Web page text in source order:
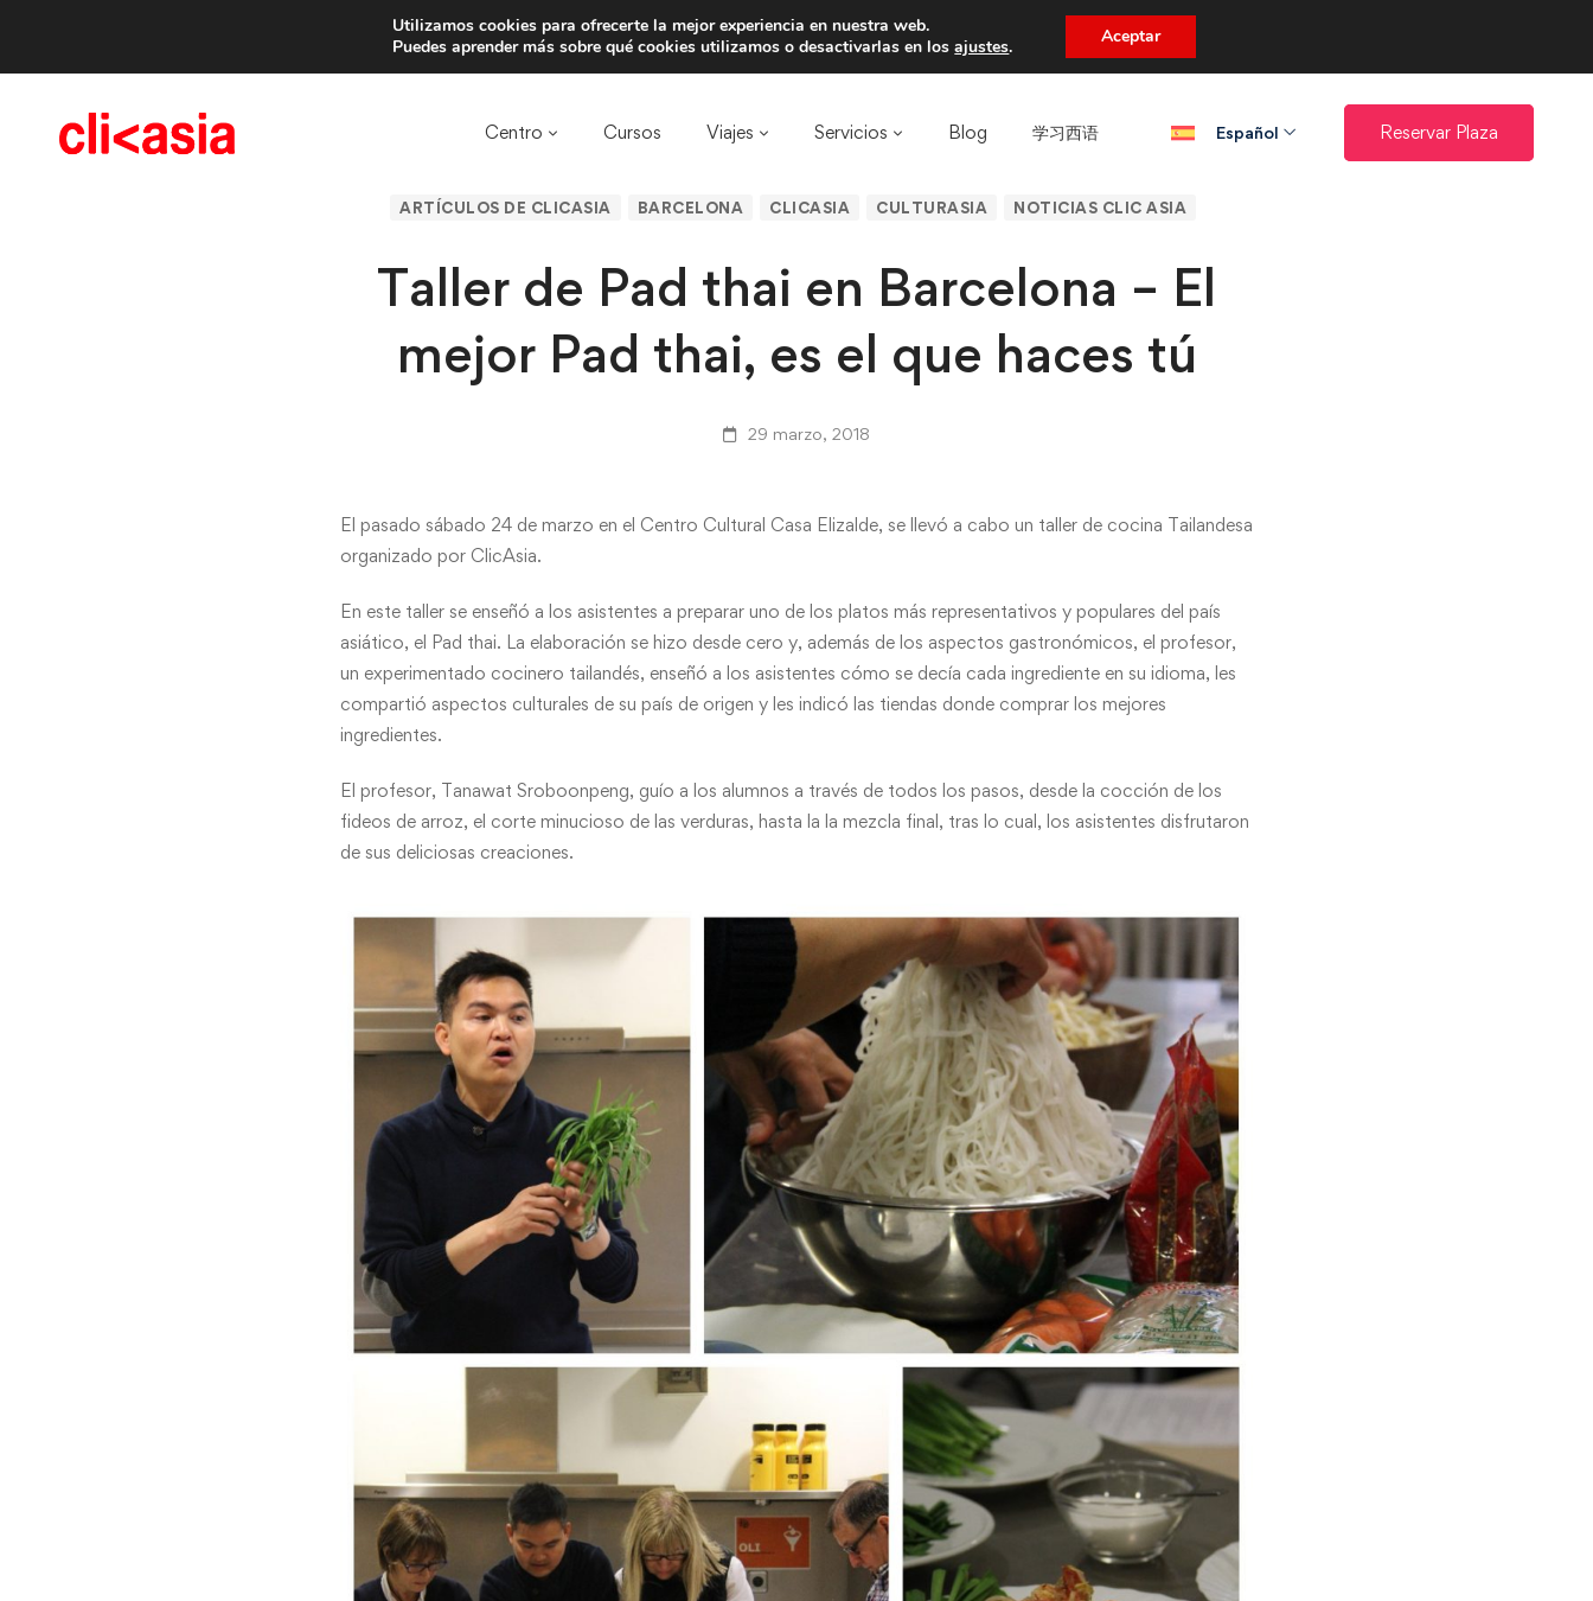
Trae a un amigo y llevaos un total de 75€ de descuento.
Centro Cursos Viajes Servicios Blog 学习西语​ Español Reservar Plaza
ARTÍCULOS DE CLICASIA BARCELONA CLICASIA CULTURASIA NOTICIAS CLIC ASIA
Taller de Pad thai en Barcelona – El
mejor Pad thai, es el que haces tú
29 marzo, 2018
El pasado sábado 24 de marzo en el Centro Cultural Casa Elizalde, se llevó a cabo un taller de cocina Tailandesa
organizado por ClicAsia.
En este taller se enseñó a los asistentes a preparar uno de los platos más representativos y populares del país
asiático, el Pad thai. La elaboración se hizo desde cero y, además de los aspectos gastronómicos, el profesor,
un experimentado cocinero tailandés, enseñó a los asistentes cómo se decía cada ingrediente en su idioma, les
compartió aspectos culturales de su país de origen y les indicó las tiendas donde comprar los mejores
ingredientes.
El profesor, Tanawat Sroboonpeng, guío a los alumnos a través de todos los pasos, desde la cocción de los
fideos de arroz, el corte minucioso de las verduras, hasta la la mezcla final, tras lo cual, los asistentes disfrutaron
de sus deliciosas creaciones.
Utilizamos cookies para ofrecerte la mejor experiencia en nuestra web.
Puedes aprender más sobre qué cookies utilizamos o desactivarlas en losajustes. Aceptar